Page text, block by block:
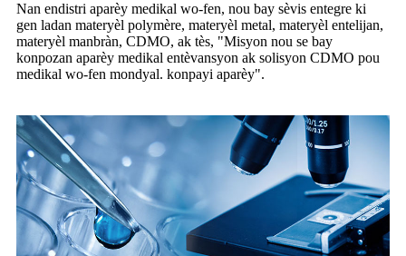
Nan endistri aparèy medikal wo-fen, nou bay sèvis entegre ki
gen ladan materyèl polymère, materyèl metal, materyèl entelijan,
materyèl manbràn, CDMO, ak tès, "Misyon nou se bay
konpozan aparèy medikal entèvansyon ak solisyon CDMO pou
medikal wo-fen mondyal. konpayi aparèy".